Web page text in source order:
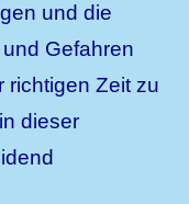
und die
Gefahren
richtigen Zeit zu
dieser